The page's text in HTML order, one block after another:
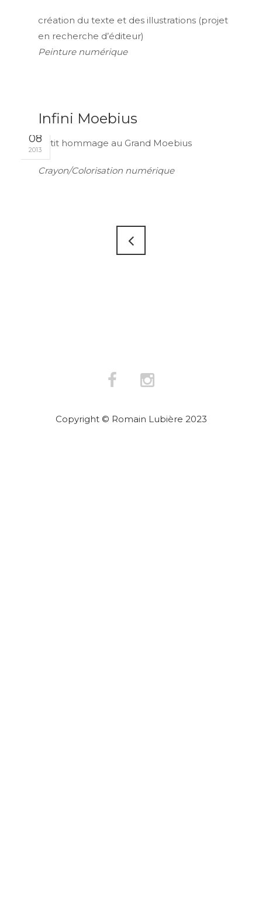
création du texte et des illustrations (projet
en recherche d’éditeur)
Peinture numérique
08
2013
Infini Moebius
Petit hommage au Grand Moebius
Crayon/Colorisation numérique
Copyright © Romain Lubière 2023